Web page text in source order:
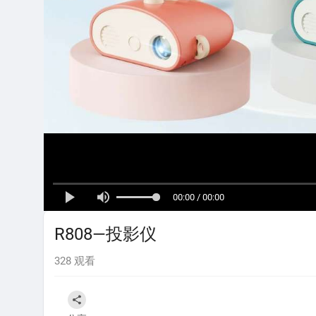
00:00 / 00:00
R808—投影仪
328 观看